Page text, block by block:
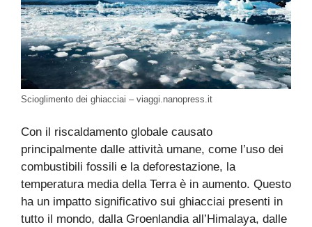
Scioglimento dei ghiacciai – viaggi.nanopress.it
Con il riscaldamento globale causato
principalmente dalle attività umane, come l’uso dei
combustibili fossili e la deforestazione, la
temperatura media della Terra è in aumento. Questo
ha un impatto significativo sui ghiacciai presenti in
tutto il mondo, dalla Groenlandia all’Himalaya, dalle